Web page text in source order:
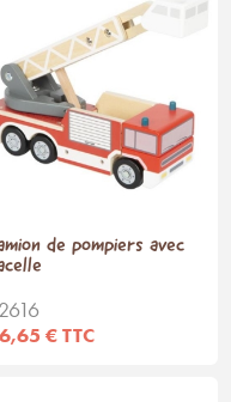
de pompiers avec
€ TTC